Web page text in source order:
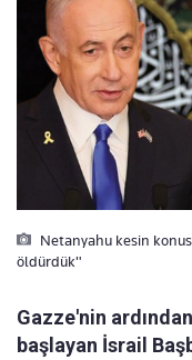
Netanyahu kesin
öldürdük"
Gazze'nin
başlayan İsrail